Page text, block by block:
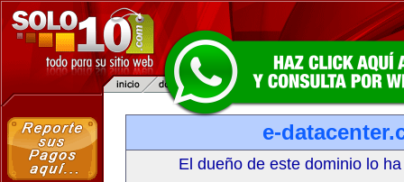
e-
El dueño de este dominio lo